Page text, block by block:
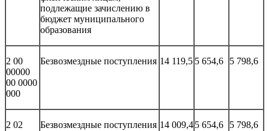
подлежащие зачислению в
бюджет муниципального
образования
2 00
00000
00 0000
000
Безвозмездные поступления 14 119,5 5 654,6 5 798,6
2 02
Безвозмездные поступления 14 009,45 654,6 5 798,6